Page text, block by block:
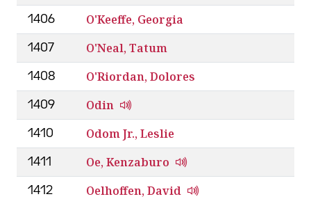
1406 O'Keeffe, Georgia
1407 O'Neal, Tatum
1408 O'Riordan, Dolores
1409 Odin
1410 Odom Jr., Leslie
1411 Oe, Kenzaburo
1412 Oelhoffen, David